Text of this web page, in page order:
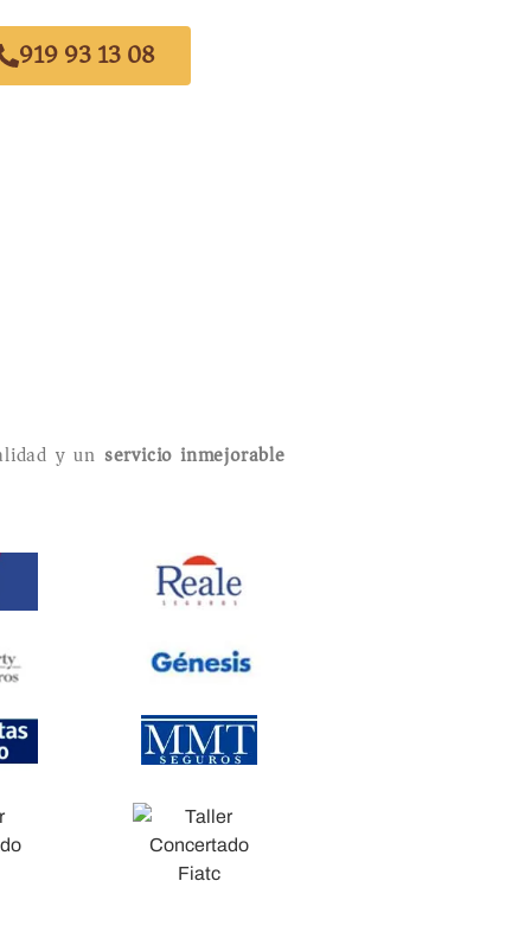
919 93 13 08
y un servicio inmejorable